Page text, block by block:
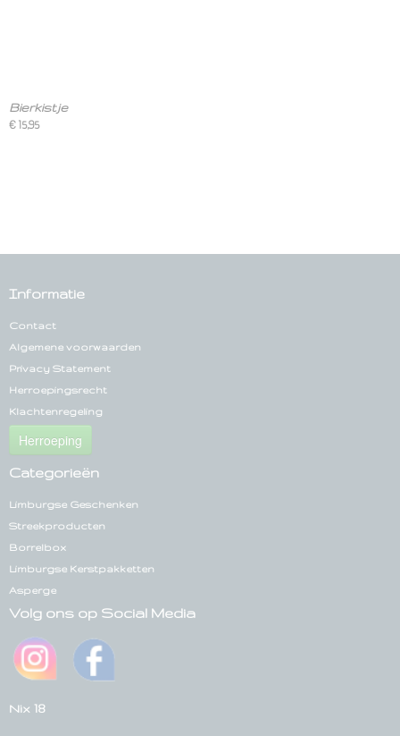
Bierkistje
€ 15,95
Informatie
Contact
Algemene voorwaarden
Privacy Statement
Herroepingsrecht
Klachtenregeling
Herroeping
Categorieën
Limburgse Geschenken
Streekproducten
Borrelbox
Limburgse Kerstpakketten
Asperge
Volg ons op Social Media
Nix 18